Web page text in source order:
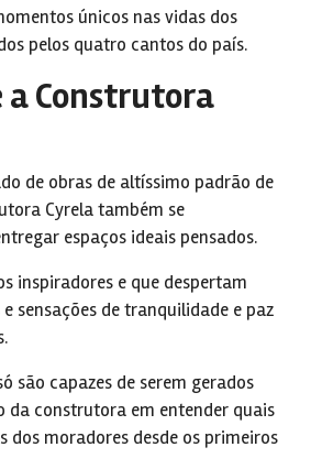
únicos nas vidas dos
pelos quatro cantos do país.
a Construtora
de obras de altíssimo padrão de
Cyrela também se
espaços ideais pensados.
inspiradores e que despertam
sensações de tranquilidade e paz
são capazes de serem gerados
da construtora em entender quais
dos moradores desde os primeiros